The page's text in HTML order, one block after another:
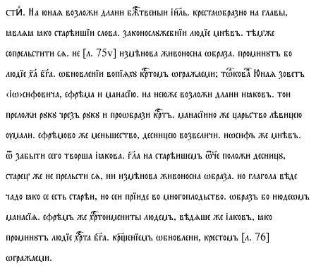
стиⷯ. На юнаѧ возложи длани бжтвеныи іиль. крестаѡбразно на главы,
ꙗвлѧꙗ ꙗко старѣишїи слова. законослꙋжебнїи людїе мнѣвъ. тѣмже
сопрельстити сѧ. не[л.75v] измѣнова живоносна ѡбраза. проминꙋтъ бо
людїе ха бга. ѡбновленїи вопїѧхꙋ кртомъ ѡгражаеми;тѡковаЮнаѧ зоветъ
‹іѡ›сифовича, ефрѣма и манасїю. на неюже возложи длани иꙗковъ. тои
преложи рꙋкꙋ чрезъ рꙋкꙋ и проѡбрази кртъ. манасїино же царьство лѣвицею
ѹмали. ефрѣмово же меньшество, десницею возвеличи. иѡсифъ же мнѣвъ.
ѿ забыти сего творша іꙗкова. гла на старѣишемъ ѿе положи десницꙋ,
старец же не прельсти сѧ, ни измѣнова живоносна ѡбраза. но глагола вѣде
чадо ꙗко се есть старѣи, но сеи прїиде во многоплодьство. ѡбразъ бо июдеѡмъ
манасїѧ. ефрѣмъ же хртоимениты людемъ, вѣдѧше же іаковъ, ꙗко
проминꙋтъ людїе хрта бга. кренїемъ ѡбновлени, крестомъ[л.76]
ѡгражаеми.